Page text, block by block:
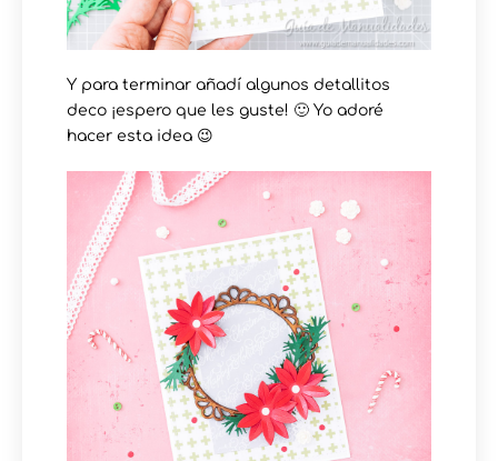
Y para terminar añadí algunos detallitos
deco ¡espero que les guste! 🙂 Yo adoré
hacer esta idea 😉